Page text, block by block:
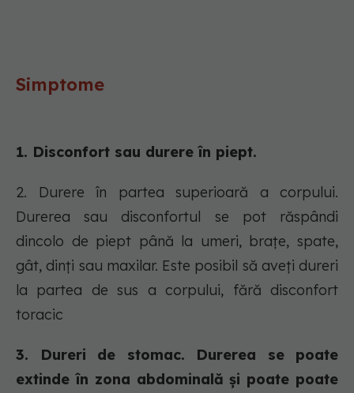
Simptome
1. Disconfort sau durere în piept.
2. Durere în partea superioară a corpului.
Durerea sau disconfortul se pot răspândi
dincolo de piept până la umeri, brațe, spate,
gât, dinți sau maxilar. Este posibil să aveți dureri
la partea de sus a corpului, fără disconfort
toracic
3. Dureri de stomac. Durerea se poate
extinde în zona abdominală și poate poate